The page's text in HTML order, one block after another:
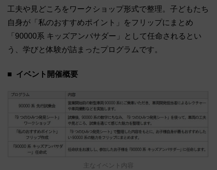
工夫や見どころをワークショップ形式で整理。子どもたち
自身が「私のおすすめポイント」をフリップにまとめ
「90000系 キッズアンバサダー」として任命されるとい
う、学びと体験が詰まったプログラムです。
イベント開催概要
主なイベント内容